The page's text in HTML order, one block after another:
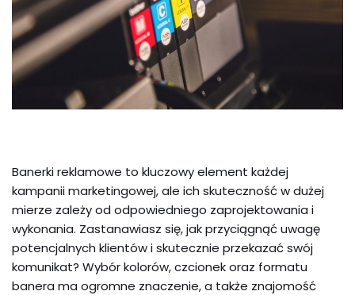
Banerki reklamowe to kluczowy element każdej
kampanii marketingowej, ale ich skuteczność w dużej
mierze zależy od odpowiedniego zaprojektowania i
wykonania. Zastanawiasz się, jak przyciągnąć uwagę
potencjalnych klientów i skutecznie przekazać swój
komunikat? Wybór kolorów, czcionek oraz formatu
banera ma ogromne znaczenie, a także znajomość